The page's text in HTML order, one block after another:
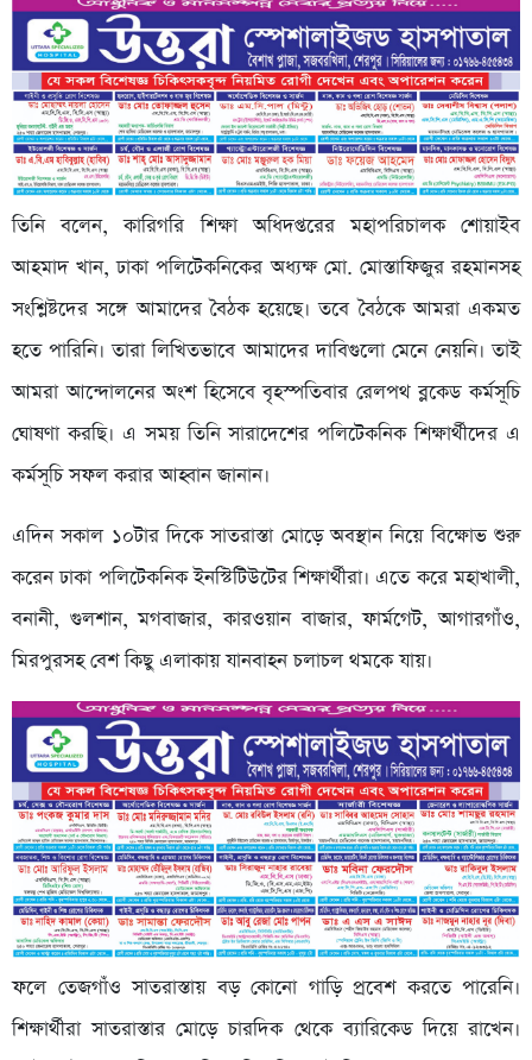
তিনি বলেন, কারিগরি শিক্ষা অধিদপ্তরের মহাপরিচালক শোয়াইব
আহমাদ খান, ঢাকা পলিটেকনিকের অধ্যক্ষ মো. মোস্তাফিজুর রহমানসহ
সংশ্লিষ্টদের সঙ্গে আমাদের বৈঠক হয়েছে। তবে বৈঠকে আমরা একমত
হতে পারিনি। তারা লিখিতভাবে আমাদের দাবিগুলো মেনে নেয়নি। তাই
আমরা আন্দোলনের অংশ হিসেবে বৃহস্পতিবার রেলপথ ব্লকেড কর্মসূচি
ঘোষণা করছি। এ সময় তিনি সারাদেশের পলিটেকনিক শিক্ষার্থীদের এ
কর্মসূচি সফল করার আহ্বান জানান।
এদিন সকাল ১০টার দিকে সাতরাস্তা মোড়ে অবস্থান নিয়ে বিক্ষোভ শুরু
করেন ঢাকা পলিটেকনিক ইনস্টিটিউটের শিক্ষার্থীরা। এতে করে মহাখালী,
বনানী, গুলশান, মগবাজার, কারওয়ান বাজার, ফার্মগেট, আগারগাঁও,
মিরপুরসহ বেশ কিছু এলাকায় যানবাহন চলাচল থমকে যায়।
ফলে তেজগাঁও সাতরাস্তায় বড় কোনো গাড়ি প্রবেশ করতে পারেনি।
শিক্ষার্থীরা সাতরাস্তার মোড়ে চারদিক থেকে ব্যারিকেড দিয়ে রাখেন।